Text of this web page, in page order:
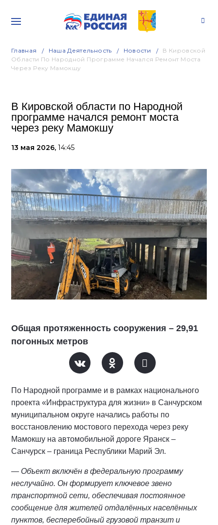
Главная Наша Деятельность Новости
В Кировской
Области По Народной Программе Начался Ремонт Моста
Через Реку Мамокшу
В Кировской области по Народной
программе начался ремонт моста
через реку Мамокшу
13 мая 2026, 14:45
Общая протяженность сооружения – 29,91
погонных метров
По Народной программе и в рамках национального
проекта «Инфраструктура для жизни» в Санчурском
муниципальном округе начались работы по
восстановлению мостового перехода через реку
Мамокшу на автомобильной дороге Яранск –
Санчурск – граница Республики Марий Эл.
— Объект включён в федеральную программу
неслучайно. Он формирует ключевое звено
транспортной сети, обеспечивая постоянное
сообщение для жителей отдалённых населённых
пунктов, бесперебойный грузовой транзит и